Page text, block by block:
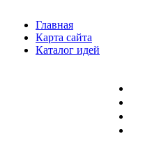
Главная
Карта сайта
Каталог идей